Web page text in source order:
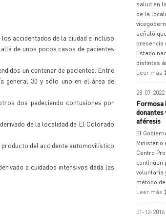
accidentados de la ciudad e incluso
de unos pocos casos de pacientes
un centenar de pacientes. Entre
general 30 y sólo uno en el área de
dos padeciendo contusiones por
de la localidad de El Colorado
del accidente automovilístico
a cuidados intensivos dada las
salud en
de la
señaló
presencia
Estado
distintas
Leer más
28-07-2022
Formosa
donantes
aféresis
El
Ministerio
Centro
continúan
voluntaria
método
Leer más
01-12-2016